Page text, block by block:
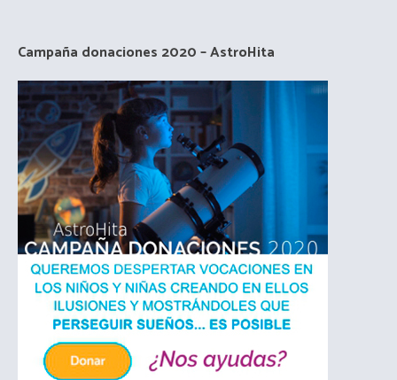
Campaña donaciones 2020 – AstroHita